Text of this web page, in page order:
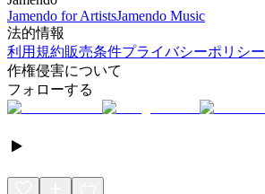
Jamendo for ArtistsJamendo Music
法的情報
利用規約販売条件プライバシーポリシー
作権侵害について
フォローする